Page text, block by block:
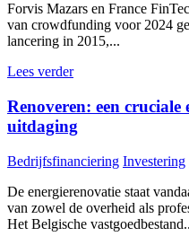
Forvis Mazars en France
van crowdfunding voor 2024
lancering in 2015,...
Lees verder
Renoveren: een cruciale
uitdaging
Bedrijfsfinanciering Investering
De energierenovatie staat
van zowel de overheid als
Het Belgische